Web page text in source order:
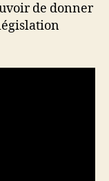
de donner